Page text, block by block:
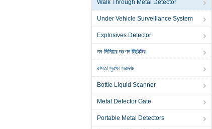
Walk Through Metal Detector
Under Vehicle Surveillance System
Explosives Detector
নন-লিনিয়ার জংশন ডিটেক্টর
রাস্তা সুরক্ষা সরঞ্জাম
Bottle Liquid Scanner
Metal Detector Gate
Portable Metal Detectors